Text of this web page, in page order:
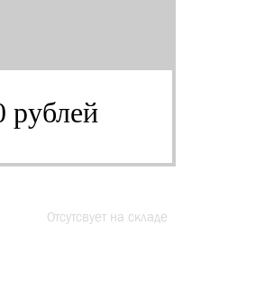
рублей
Отсутсвует на складе